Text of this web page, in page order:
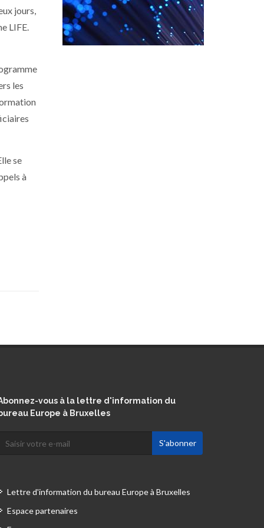
jours,
LIFE.
les
se
à
vous à la lettre d'information du
Europe à Bruxelles
Lettre d'information du bureau Europe à Bruxelles
Espace partenaires